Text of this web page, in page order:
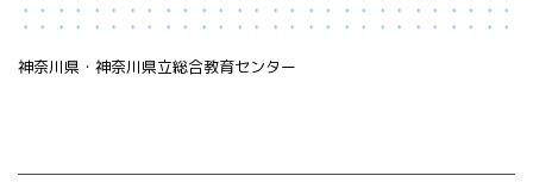
神奈川県・神奈川県立総合教育センター